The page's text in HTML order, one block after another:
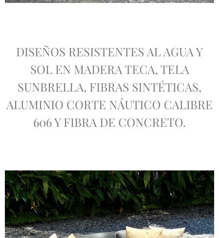
DISEÑOS RESISTENTES AL AGUA Y
SOL EN MADERA TECA, TELA
SUNBRELLA, FIBRAS SINTÉTICAS,
ALUMINIO CORTE NÁUTICO CALIBRE
606 Y FIBRA DE CONCRETO.